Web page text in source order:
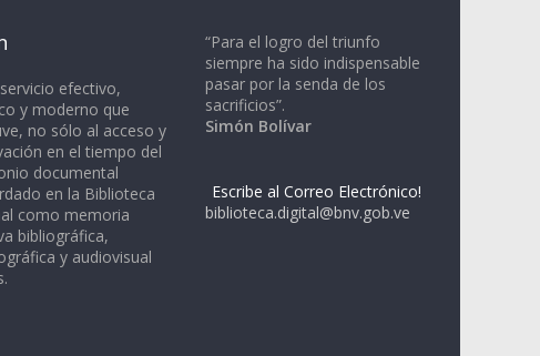
efectivo,
y moderno que
no sólo al acceso y
en el tiempo del
documental
en la Biblioteca
como memoria
bibliográfica,
y audiovisual
“Para el logro del triunfo
siempre ha sido indispensable
pasar por la senda de los
sacrificios”.
Simón Bolívar
Escribe al Correo Electrónico!
biblioteca.digital@bnv.gob.ve